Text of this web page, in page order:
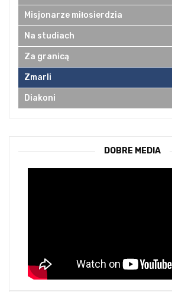
Misjonarze miłosierdzia
Na studiach
Za granicą
Zmarli
Diakoni
DOBRE MEDIA